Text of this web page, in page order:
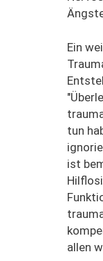
Ein
tun
ist
allen